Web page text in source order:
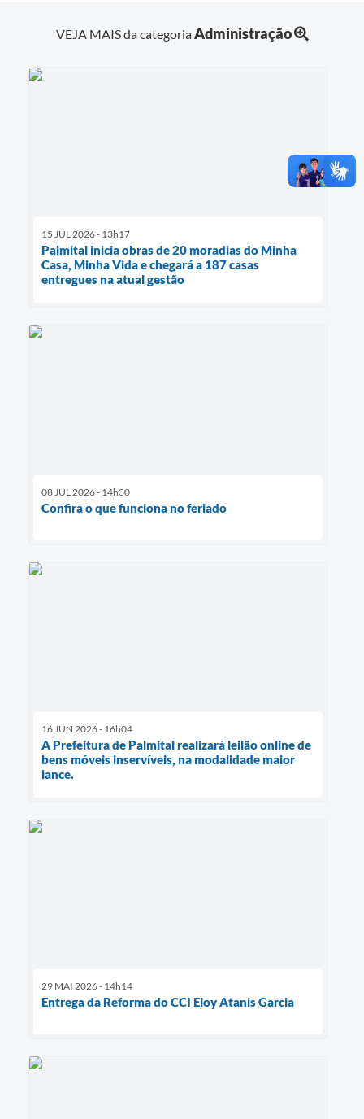
VEJA MAIS da categoriaAdministração
15 JUL 2026 - 13h17
Palmital inicia obras de 20 moradias do Minha
Casa, Minha Vida e chegará a 187 casas
entregues na atual gestão
08 JUL 2026 - 14h30
Confira o que funciona no feriado
16 JUN 2026 - 16h04
A Prefeitura de Palmital realizará leilão online de
bens móveis inservíveis, na modalidade maior
lance.
29 MAI 2026 - 14h14
Entrega da Reforma do CCI Eloy Atanis Garcia